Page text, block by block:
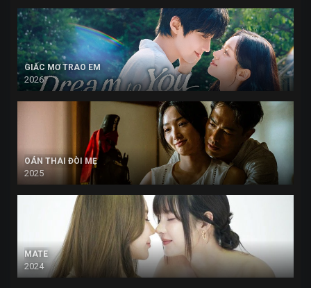
GIẤC MƠ TRAO EM
2026
OÁN THAI ĐÒI MẸ
2025
MATE
2024